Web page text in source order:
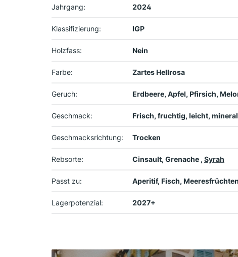
Jahrgang: 2024
Klassifizierung: IGP
Holzfass: Nein
Farbe: Zartes Hellrosa
Geruch: Erdbeere, Apfel, Pfirsich,
Geschmack: Frisch, fruchtig, leicht,
Geschmacksrichtung: Trocken
Rebsorte: Cinsault, Grenache , Syrah
Passt zu: Aperitif, Fisch, Meeresfrüchten
Lagerpotenzial: 2027+